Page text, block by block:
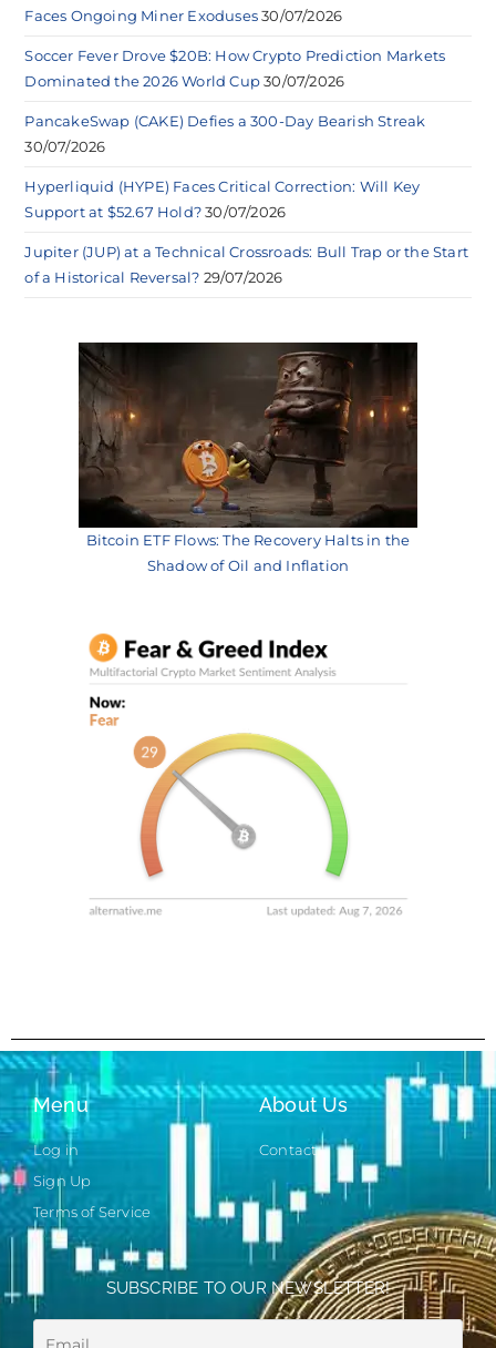
Faces Ongoing Miner Exoduses 30/07/2026
Soccer Fever Drove $20B: How Crypto Prediction Markets
Dominated the 2026 World Cup 30/07/2026
PancakeSwap (CAKE) Defies a 300-Day Bearish Streak
30/07/2026
Hyperliquid (HYPE) Faces Critical Correction: Will Key
Support at $52.67 Hold? 30/07/2026
Jupiter (JUP) at a Technical Crossroads: Bull Trap or the Start
of a Historical Reversal? 29/07/2026
Bitcoin ETF Flows: The Recovery Halts in the
Shadow of Oil and Inflation
Menu
Log in
Sign Up
Terms of Service
About Us
Contact
SUBSCRIBE TO OUR NEWSLETTER!